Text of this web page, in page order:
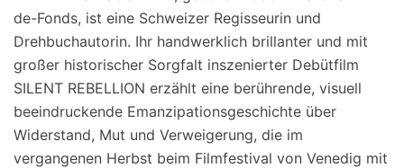
de-Fonds, ist eine Schweizer Regisseurin und
Drehbuchautorin. Ihr handwerklich brillanter und mit
großer historischer Sorgfalt inszenierter Debütfilm
SILENT REBELLION erzählt eine berührende, visuell
beeindruckende Emanzipationsgeschichte über
Widerstand, Mut und Verweigerung, die im
vergangenen Herbst beim Filmfestival von Venedig mit